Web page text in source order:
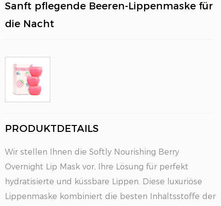
Sanft pflegende Beeren-Lippenmaske für
die Nacht
PRODUKTDETAILS
Wir stellen Ihnen die Softly Nourishing Berry
Overnight Lip Mask vor, Ihre Lösung für perfekt
hydratisierte und küssbare Lippen. Diese luxuriöse
Lippenmaske kombiniert die besten Inhaltsstoffe der